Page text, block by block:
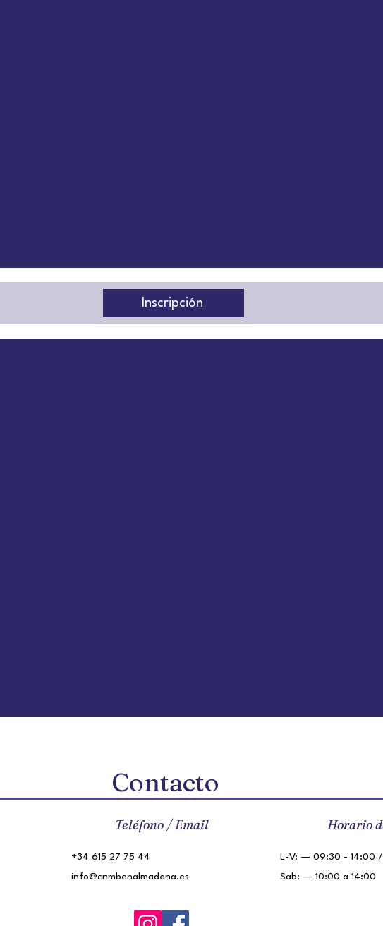
Inscripción
Contacto
Teléfono / Email
+34 615 27 75 44
info@cnmbenalmadena.es
Horario
L-V: — 09:30 - 14:00 /
Sab: — 10:00 a 14:00